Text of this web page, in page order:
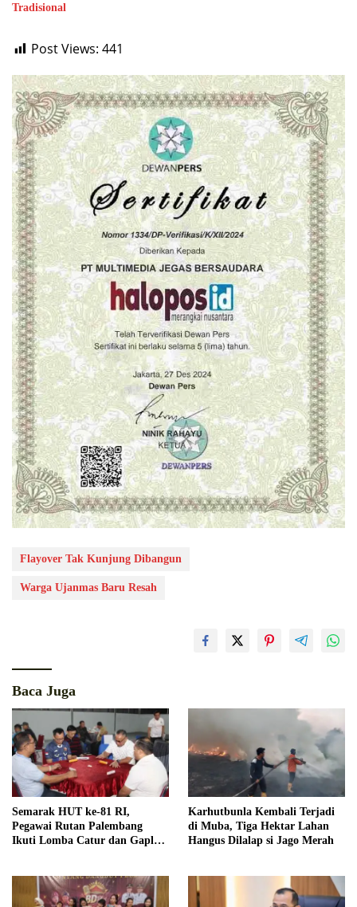
Tradisional
Post Views: 441
Flayover Tak Kunjung Dibangun
Warga Ujanmas Baru Resah
Baca Juga
Semarak HUT ke-81 RI,
Pegawai Rutan Palembang
Ikuti Lomba Catur dan Gaple
Karhutbunla Kembali Terjadi
di Muba, Tiga Hektar Lahan
Hangus Dilalap si Jago Merah